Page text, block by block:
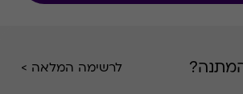
כל התנאים ו/או המצגים ו/או
לרשימה המלאה >